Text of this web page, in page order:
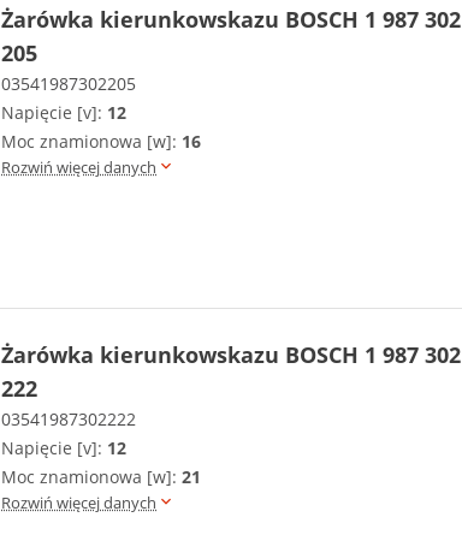
Żarówka kierunkowskazu BOSCH 1 987 302
205
03541987302205
Napięcie [v]: 12
Moc znamionowa [w]: 16
Rozwiń więcej danych
Żarówka kierunkowskazu BOSCH 1 987 302
222
03541987302222
Napięcie [v]: 12
Moc znamionowa [w]: 21
Rozwiń więcej danych